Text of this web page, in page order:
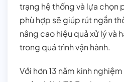
trạng hệ thống và lựa chọn
phù hợp sẽ giúp rút ngắn
nâng cao hiệu quả xử lý và
trong quá trình vận hành.
Với hơn 13 năm kinh